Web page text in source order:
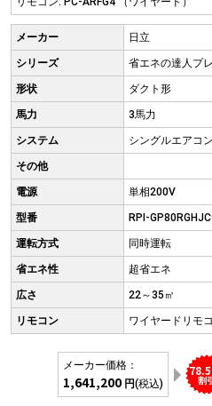
メーカー 日立
シリーズ 省エネの達人プ
形状 ダクト形
馬力 3馬力
システム シングルエアコン
その他
電源 単相200V
型番 RPI-
運転方式 同時運転
省エネ性 超省エネ
広さ 22～35㎡
リモコン ワイヤードリモ
メーカー価格：
1,641,200 円(税込)
78.5
割引